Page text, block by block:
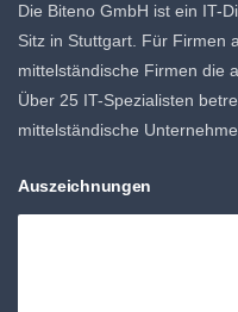
Die Biteno GmbH ist ein IT-
Sitz in Stuttgart. Für Firmen
mittelständische Firmen die
Über 25 IT-Spezialisten
mittelständische
Auszeichnungen